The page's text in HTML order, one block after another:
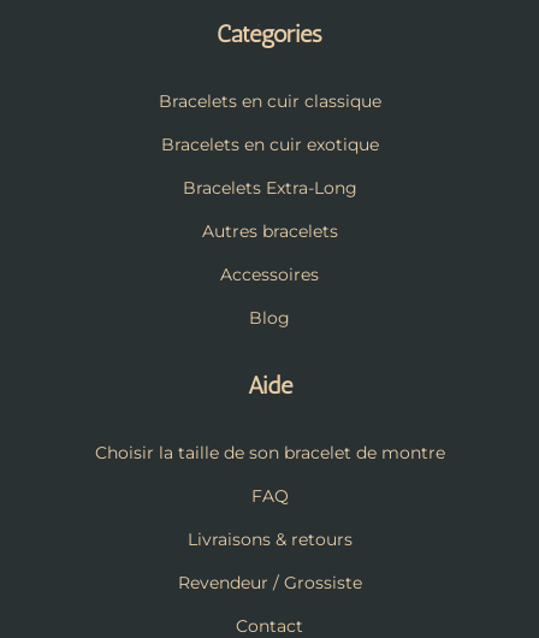
Catégories
Bracelets en cuir classique
Bracelets en cuir exotique
Bracelets Extra-Long
Autres bracelets
Accessoires
Blog
Aide
Choisir la taille de son bracelet de montre
FAQ
Livraisons & retours
Revendeur / Grossiste
Contact